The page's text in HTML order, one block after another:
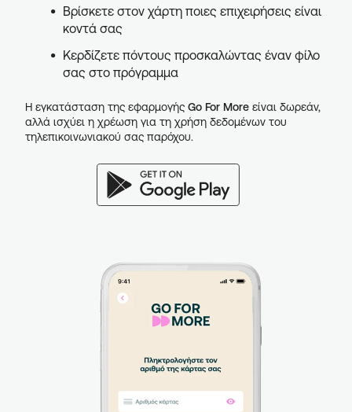
Βρίσκετε στον χάρτη ποιες επιχειρήσεις είναι
κοντά σας
Κερδίζετε πόντους προσκαλώντας έναν φίλο
σας στο πρόγραμμα
Η εγκατάσταση της εφαρμογής Go For More είναι δωρεάν,
αλλά ισχύει η χρέωση για τη χρήση δεδομένων του
τηλεπικοινωνιακού σας παρόχου.